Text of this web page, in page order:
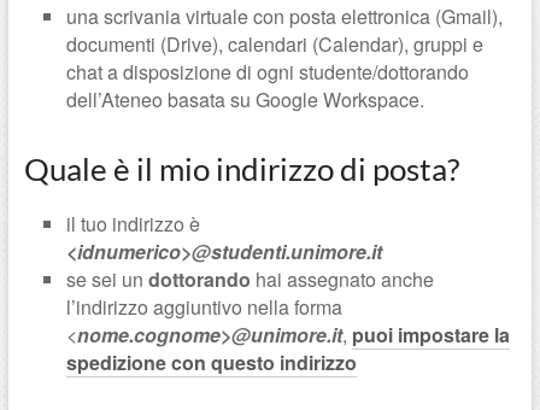
una scrivania virtuale con posta elettronica (Gmail),
documenti (Drive), calendari (Calendar), gruppi e
chat a disposizione di ogni studente/dottorando
dell’Ateneo basata su Google Workspace.
Quale è il mio indirizzo di posta?
il tuo indirizzo è
<idnumerico>@studenti.unimore.it
se sei un dottorando hai assegnato anche
l’indirizzo aggiuntivo nella forma
<nome.cognome>@unimore.it, puoi impostare la
spedizione con questo indirizzo